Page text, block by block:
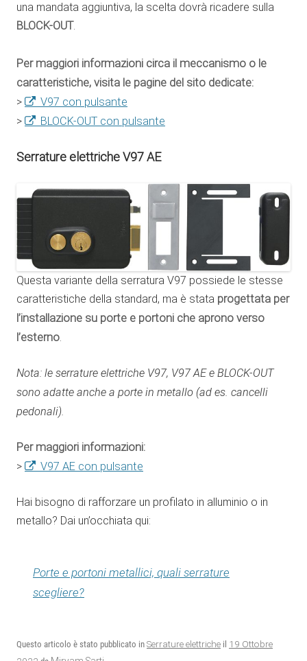
una mandata aggiuntiva, la scelta dovrà ricadere sulla
BLOCK-OUT.
Per maggiori informazioni circa il meccanismo o le
caratteristiche, visita le pagine del sito dedicate:
>
V97 con pulsante
>
BLOCK-OUT con pulsante
Serrature elettriche V97 AE
Questa variante della serratura V97 possiede le stesse
caratteristiche della standard, ma è stata progettata per
l’installazione su porte e portoni che aprono verso
l’esterno.
Nota: le serrature elettriche V97, V97 AE e BLOCK-OUT
sono adatte anche a porte in metallo (ad es. cancelli
pedonali).
Per maggiori informazioni:
>
V97 AE con pulsante
Hai bisogno di rafforzare un profilato in alluminio o in
metallo? Dai un’occhiata qui:
Porte e portoni metallici, quali serrature
scegliere?
Questo articolo è stato pubblicato in Serrature elettriche il 19 Ottobre